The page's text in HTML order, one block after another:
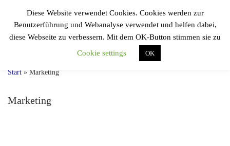
Zum Inhalt springen
F.F.V.
Sportfreunde 04
Search
Start » Marketing
Marketing
Diese Website verwendet Cookies. Cookies werden zur
Benutzerführung und Webanalyse verwendet und helfen dabei,
diese Webseite zu verbessern. Mit dem OK-Button stimmen sie zu
Cookie settings
OK